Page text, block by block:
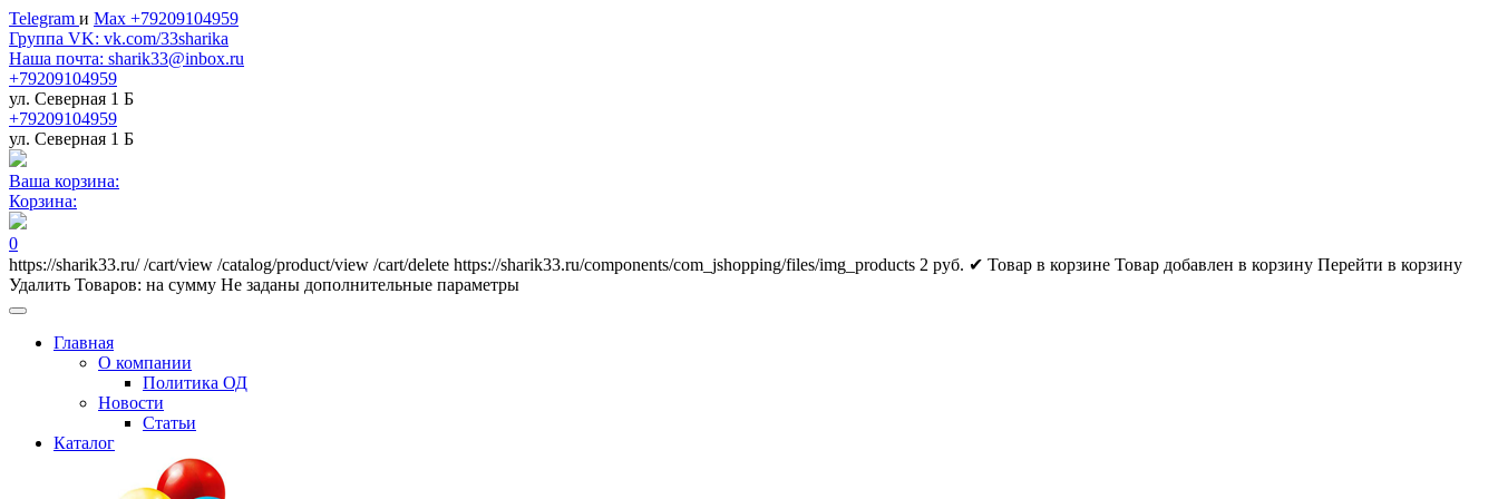
Telegram и Max +79209104959
Группа VK: vk.com/33sharika
Наша почта: sharik33@inbox.ru
+79209104959
ул. Северная 1 Б
+79209104959
ул. Северная 1 Б
Ваша корзина:
Корзина:
0
https://sharik33.ru/ /cart/view /catalog/product/view /cart/delete https://sharik33.ru/components/com_jshopping/files/img_products 2 руб. ✔ Товар в корзине Товар добавлен в корзину Перейти в корзину
Удалить Товаров: на сумму Не заданы дополнительные параметры
Главная
О компании
Политика ОД
Новости
Статьи
Каталог